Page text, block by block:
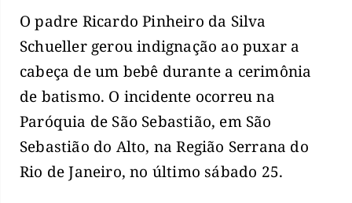
O padre Ricardo Pinheiro da Silva
Schueller gerou indignação ao puxar a
cabeça de um bebê durante a cerimônia
de batismo. O incidente ocorreu na
Paróquia de São Sebastião, em São
Sebastião do Alto, na Região Serrana do
Rio de Janeiro, no último sábado 25.